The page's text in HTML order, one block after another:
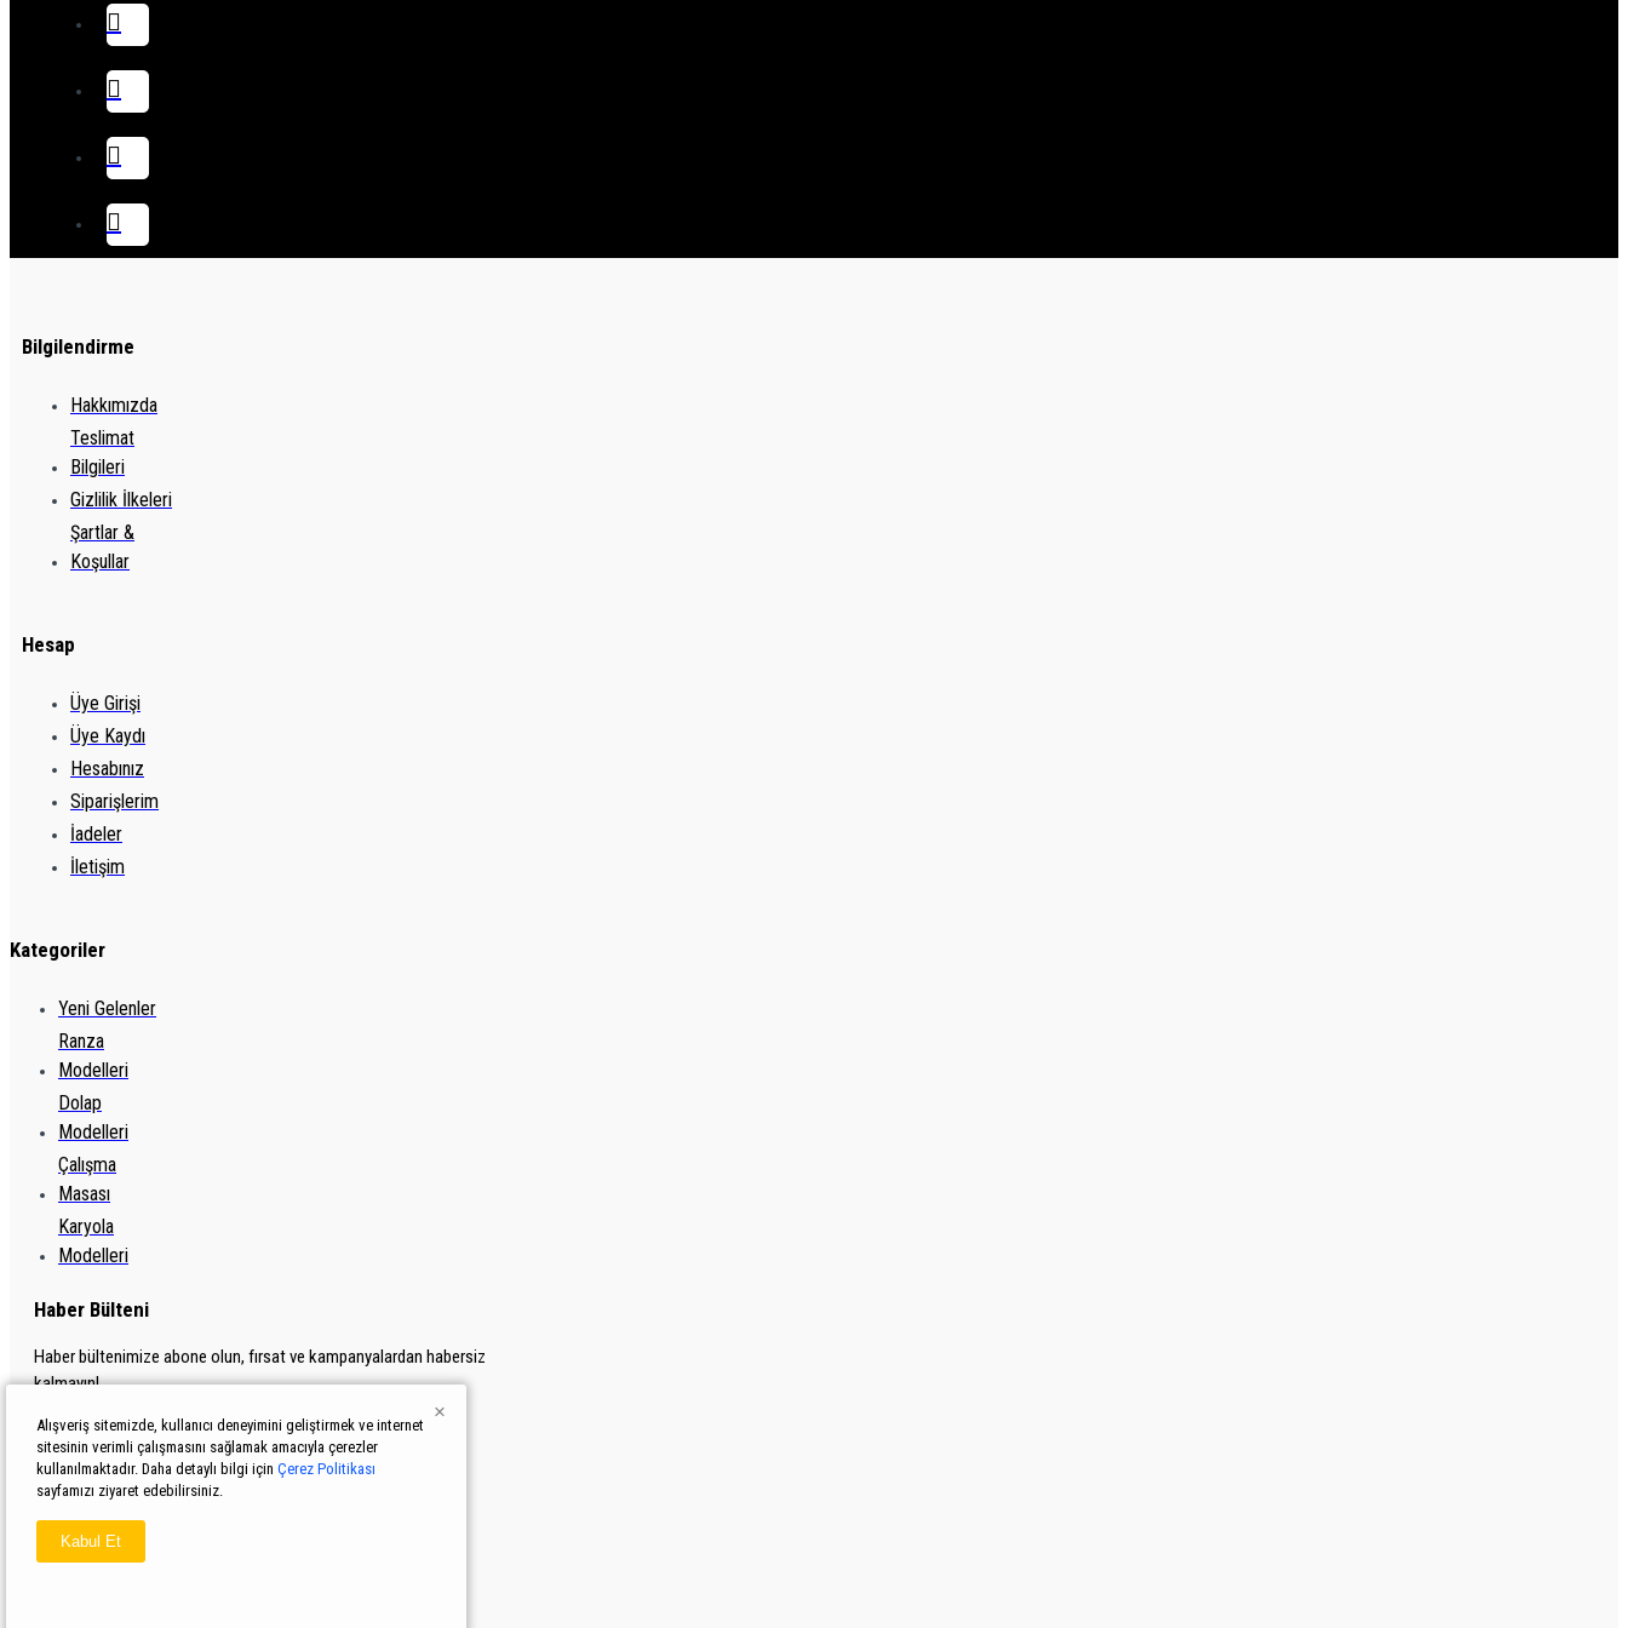
Bilgilendirme
Hakkımızda
Teslimat
Bilgileri
Gizlilik İlkeleri
Şartlar &
Koşullar
Hesap
Üye Girişi
Üye Kaydı
Hesabınız
Siparişlerim
İadeler
İletişim
Kategoriler
Yeni Gelenler
Ranza
Modelleri
Dolap
Modelleri
Çalışma
Masası
Karyola
Modelleri
Haber Bülteni
Haber bültenimize abone olun, fırsat ve kampanyalardan habersiz
kalmayın!
Abone Ol
Gizlilik İlkeleri'ni okudum ve kabul ediyorum.
Alışveriş sitemizde, kullanıcı deneyimini geliştirmek ve internet
sitesinin verimli çalışmasını sağlamak amacıyla çerezler
kullanılmaktadır. Daha detaylı bilgi için Çerez Politikası
sayfamızı ziyaret edebilirsiniz.
Kabul Et
×